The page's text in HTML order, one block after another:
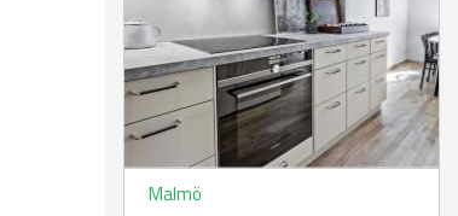
Malmö